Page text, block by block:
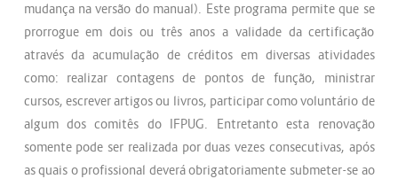
mudança na versão do manual). Este programa permite que se
prorrogue em dois ou três anos a validade da certificação
através da acumulação de créditos em diversas atividades
como: realizar contagens de pontos de função, ministrar
cursos, escrever artigos ou livros, participar como voluntário de
algum dos comitês do IFPUG. Entretanto esta renovação
somente pode ser realizada por duas vezes consecutivas, após
as quais o profissional deverá obrigatoriamente submeter-se ao